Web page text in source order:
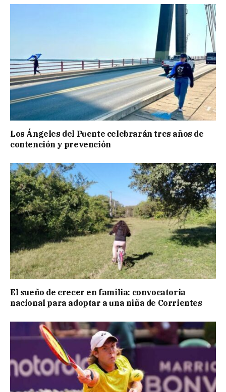
Los Ángeles del Puente celebrarán tres años de
contención y prevención
El sueño de crecer en familia: convocatoria
nacional para adoptar a una niña de Corrientes